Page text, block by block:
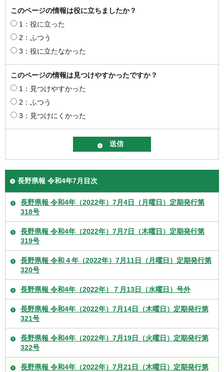
このページの情報は役に立ちましたか？
1：役に立った
2：ふつう
3：役に立たなかった
このページの情報は見つけやすかったですか？
1：見つけやすかった
2：ふつう
3：見つけにくかった
長野県報 令和4年7月目次
長野県報 令和4年（2022年）7月4日（月曜日）定期発行第
318号
長野県報 令和4年（2022年）7月7日（木曜日）定期発行第
319号
長野県報 令和４年（2022年）7月11日（月曜日）定期発行第
320号
長野県報 令和4年（2022年）７月13日（水曜日）号外
長野県報 令和4年（2022年）7月14日（木曜日）定期発行第
321号
長野県報 令和4年（2022年）7月19日（火曜日）定期発行第
322号
長野県報 令和4年（2022年）7月21日（木曜日）定期発行第